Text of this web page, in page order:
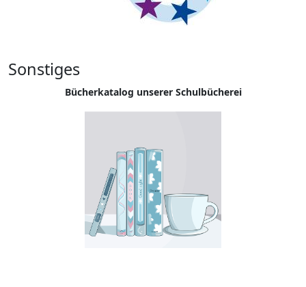
Sonstiges
Bücherkatalog unserer Schulbücherei